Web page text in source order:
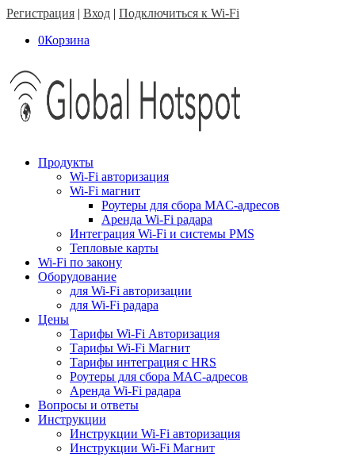
Регистрация | Вход | Подключиться к Wi-Fi
0Корзина
Продукты
Wi-Fi авторизация
Wi-Fi магнит
Роутеры для сбора MAC-адресов
Аренда Wi-Fi радара
Интеграция Wi-Fi и системы PMS
Тепловые карты
Wi-Fi по закону
Оборудование
для Wi-Fi авторизации
для Wi-Fi радара
Цены
Тарифы Wi-Fi Авторизация
Тарифы Wi-Fi Магнит
Тарифы интеграция с HRS
Роутеры для сбора MAC-адресов
Аренда Wi-Fi радара
Вопросы и ответы
Инструкции
Инструкции Wi-Fi авторизация
Инструкции Wi-Fi Магнит